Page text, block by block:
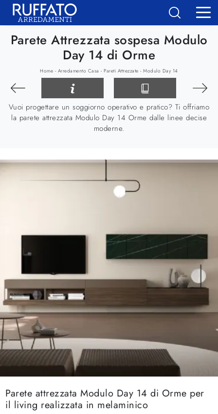
Parete Attrezzata sospesa Modulo
Day 14 di Orme
Home - Arredamento Casa -Pareti Attrezzate -Modulo Day 14
Vuoi progettare un soggiorno operativo e pratico? Ti offriamo
la parete attrezzata Modulo Day 14 Orme dalle linee decise
moderne.
Parete attrezzata Modulo Day 14 di Orme per
il living realizzata in melaminico